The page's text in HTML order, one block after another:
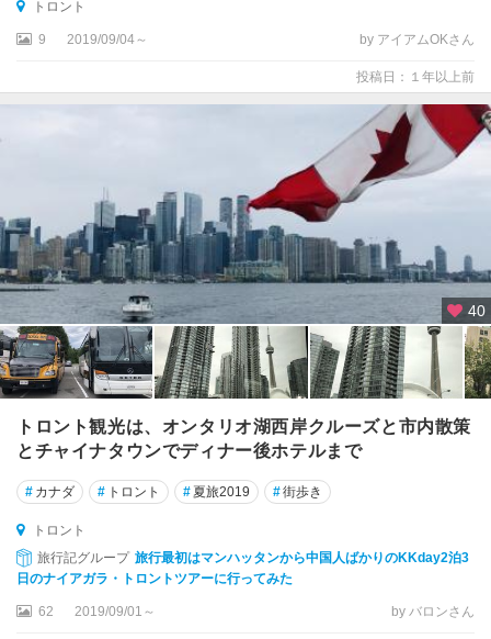
ー
ミ
ュ
キ
ャ
サ
リ
ン
ズ
セ
ト
ジ
ン
セ
ン
ジ
トロント
9 2019/09/04～ by アイアムOKさん
投稿日：１年以上前
40
トロント観光は、オンタリオ湖西岸クルーズと市内散策
とチャイナタウンでディナー後ホテルまで
# カナダ # トロント # 夏旅2019 #街歩き
トロント
旅行記グループ 旅行最初はマンハッタンから中国人ばかりのKKday2泊3
日のナイアガラ・トロントツアーに行ってみた
62 2019/09/01～ by バロンさん